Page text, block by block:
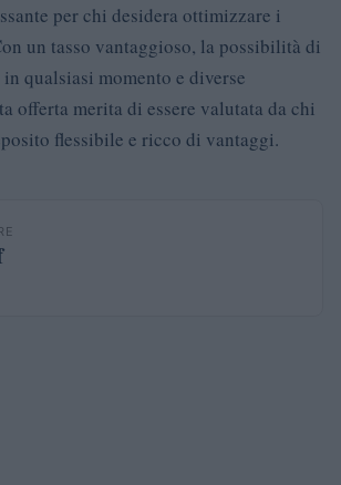
per chi desidera ottimizzare i
un tasso vantaggioso, la possibilità di
qualsiasi momento e diverse
offerta merita di essere valutata da chi
flessibile e ricco di vantaggi.